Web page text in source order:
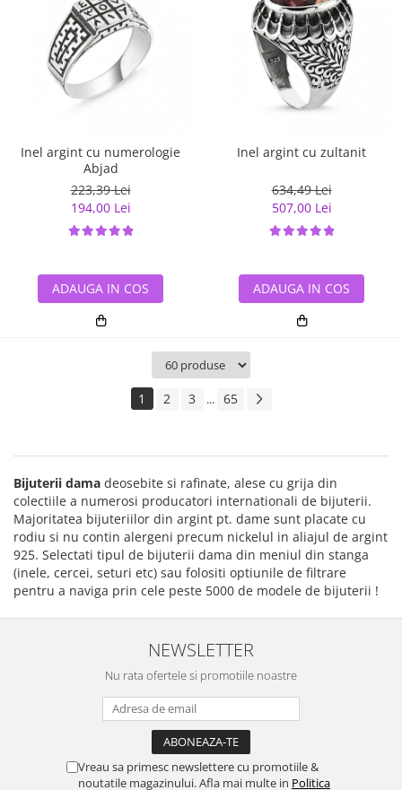
Inel argint cu numerologie
Abjad
223,39 Lei
194,00 Lei
ADAUGA IN COS
Inel argint cu zultanit
634,49 Lei
507,00 Lei
ADAUGA IN COS
1 2 3 ... 65
Bijuterii dama deosebite si rafinate, alese cu grija din
colectiile a numerosi producatori internationali de bijuterii.
Majoritatea bijuteriilor din argint pt. dame sunt placate cu
rodiu si nu contin alergeni precum nickelul in aliajul de argint
925. Selectati tipul de bijuterii dama din meniul din stanga
(inele, cercei, seturi etc) sau folositi optiunile de filtrare
pentru a naviga prin cele peste 5000 de modele de bijuterii !
NEWSLETTER
Nu rata ofertele si promotiile noastre
Vreau sa primesc newslettere cu promotiile &
noutatile magazinului. Afla mai multe in Politica